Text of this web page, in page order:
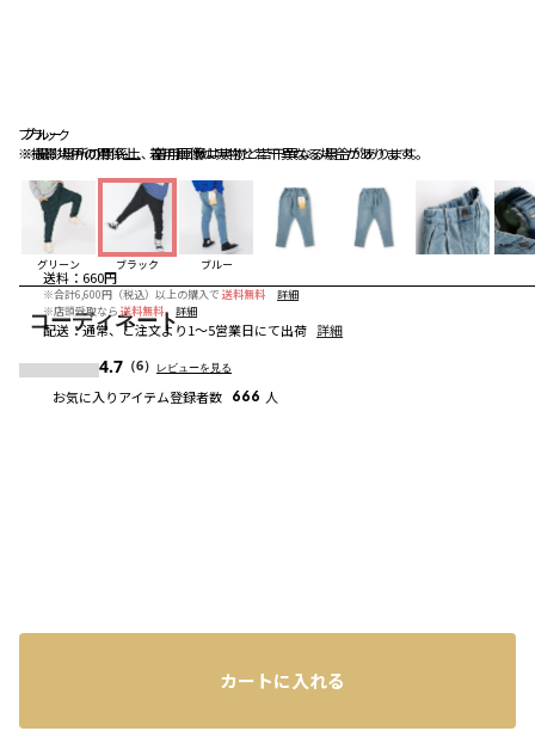
ブラック
※撮影場所の関係上、着用画像は実物と若干異なる場合があります。
ブルー
※撮影場所の関係上、着用画像は実物と若干異なる場合があります。
ブルー
グリーン ブラック ブルー
コーディネート
送料 ： 660円
※合計6,600円（税込）以上の購入で 送料無料
詳細
※店頭受取なら 送料無料 詳細
配送 ：通常、ご注文より1～5営業日にて出荷 詳細
4.7 （6） レビューを見る
お気に入りアイテム登録者数 666 人
カートに入れる